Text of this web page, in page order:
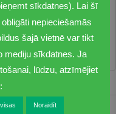
apsaimnieko
sīkdatnes). Lai šī
nepieciešamās
šajā vietnē var tikt
mediju sīkdatnes. Ja
lūdzu, atzīmējiet
Noraidīt